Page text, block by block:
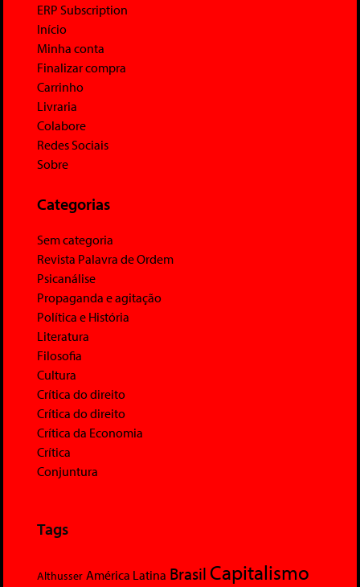
ERP Subscription
Início
Minha conta
Finalizar compra
Carrinho
Livraria
Colabore
Redes Sociais
Sobre
Categorias
Sem categoria
Revista Palavra de Ordem
Psicanálise
Propaganda e agitação
Política e História
Literatura
Filosofia
Cultura
Crítica do direito
Crítica do direito
Crítica da Economia
Crítica
Conjuntura
Tags
Althusser América Latina Brasil Capitalismo